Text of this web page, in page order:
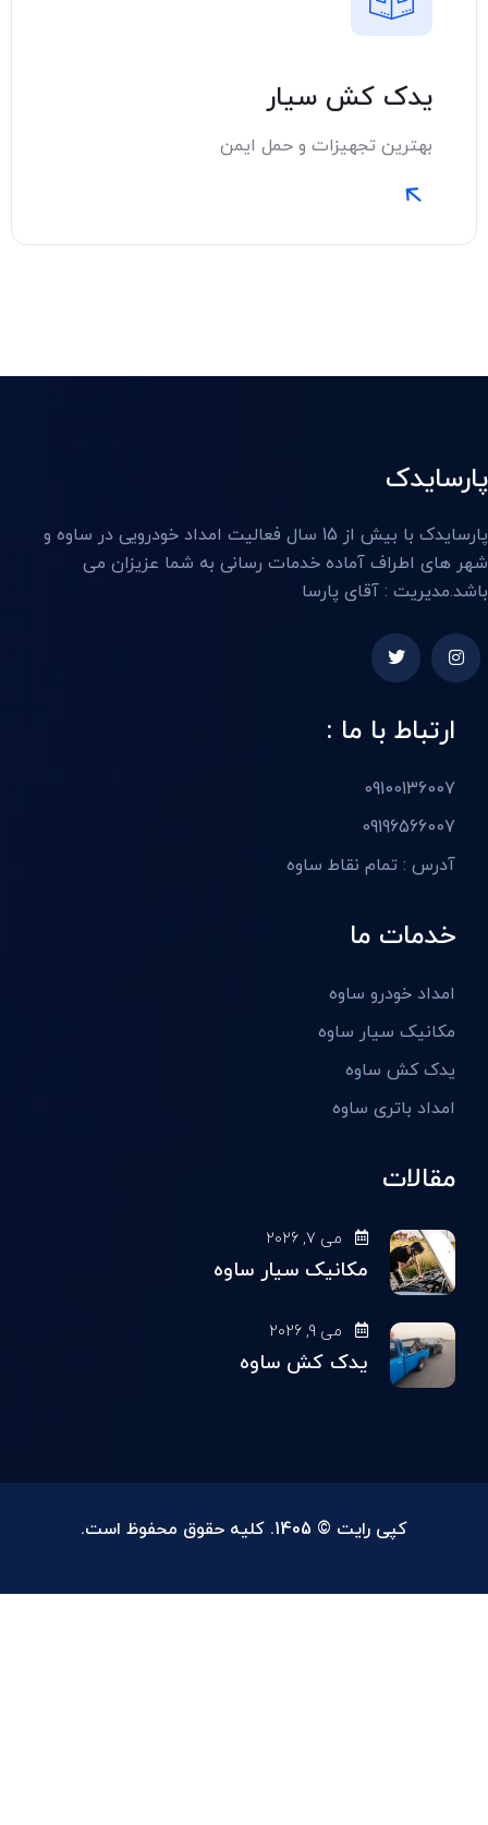
یدک کش سیار
بهترین تجهیزات و حمل ایمن
پارسایدک
پارسایدک با بیش از 15 سال فعالیت امداد خودرویی در ساوه و
شهر های اطراف آماده خدمات رسانی به شما عزیزان می
باشد.مدیریت : آقای پارسا
ارتباط با ما :
09100136007
09196566007
آدرس : تمام نقاط ساوه
خدمات ما
امداد خودرو ساوه
مکانیک سیار ساوه
یدک کش ساوه
امداد باتری ساوه
مقالات
می 7, 2026
مکانیک سیار ساوه
می 9, 2026
یدک کش ساوه
کپی رایت © 1405. کلیه حقوق محفوظ است.